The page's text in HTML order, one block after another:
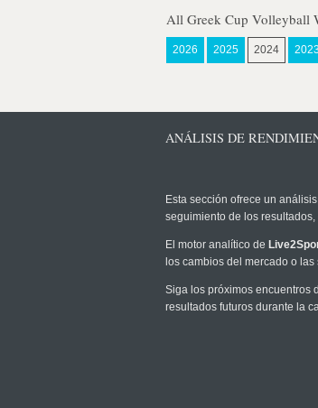
All Greek Cup Volleyball
2026 2025 2024
ANÁLISIS DE
Esta sección ofrece un
seguimiento de los
El motor analítico de
los cambios del mercado o
Siga los próximos encuentros
resultados futuros durante la